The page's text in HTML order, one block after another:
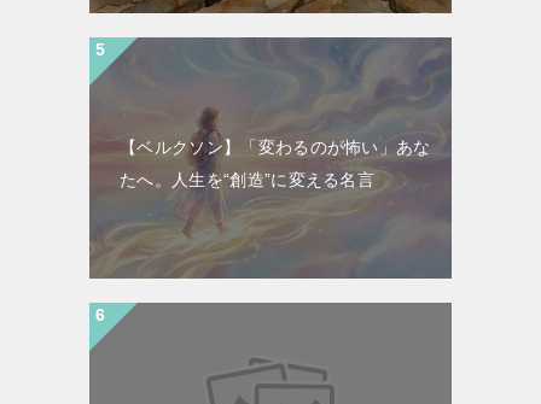
【ベルクソン】「変わるのが怖い」あな
たへ。人生を“創造”に変える名言